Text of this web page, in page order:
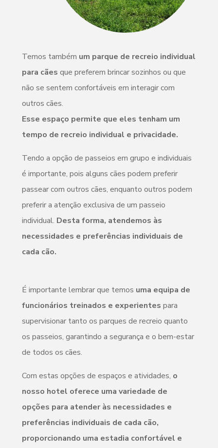
Temos também um parque de recreio individual
para cães que preferem brincar sozinhos ou que
não se sentem confortáveis em interagir com
outros cães.
Esse espaço permite que eles tenham um
tempo de recreio individual e privacidade.
Tendo a opção de passeios em grupo e individuais
é importante, pois alguns cães podem preferir
passear com outros cães, enquanto outros podem
preferir a atenção exclusiva de um passeio
individual. Desta forma, atendemos às
necessidades e preferências individuais de
cada cão.
É importante lembrar que temos uma equipa de
funcionários treinados e experientes para
supervisionar tanto os parques de recreio quanto
os passeios, garantindo a segurança e o bem-estar
de todos os cães.
Com estas opções de espaços e atividades, o
nosso hotel oferece uma variedade de
opções para atender às necessidades e
preferências individuais de cada cão,
proporcionando uma estadia confortável e